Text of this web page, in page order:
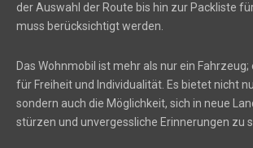
der Auswahl der Route bis hin zur Packliste
muss berücksichtigt werden.
Das Wohnmobil ist mehr als nur ein Fahrzeug;
für Freiheit und Individualität. Es bietet nicht
sondern auch die Möglichkeit, sich in neue
stürzen und unvergessliche Erinnerungen zu